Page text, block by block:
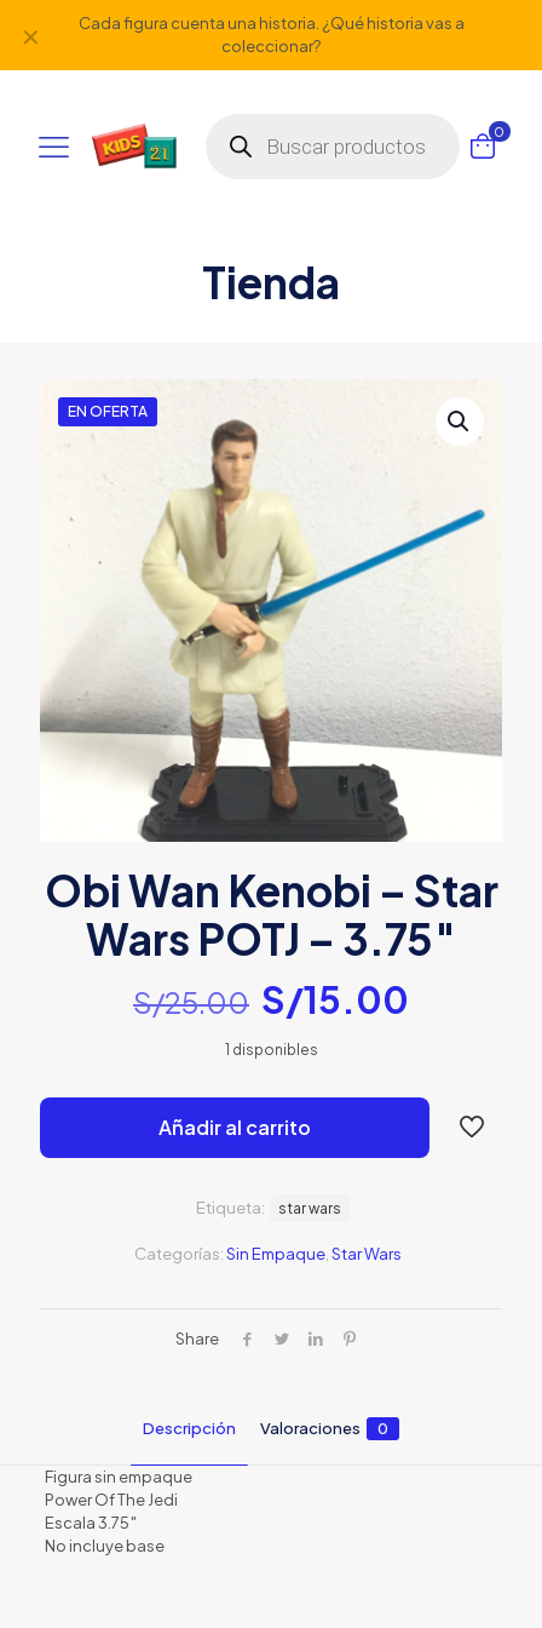
Cada figura cuenta una historia. ¿Qué historia vas a
coleccionar?
✕
productos
0
Tienda
EN OFERTA
Obi Wan Kenobi – Star
Wars POTJ – 3.75″
S/25.00 El
precio
original
era:
S/25.00.
S/15.00
es:
S/
1 disponibles
Añadir al carrito
Categorías:Sin Empaque Star Wars
Etiqueta: star wars
Share
Descripción Valoraciones 0
Figura sin empaque
Power Of The Jedi
Escala 3.75″
No incluye base